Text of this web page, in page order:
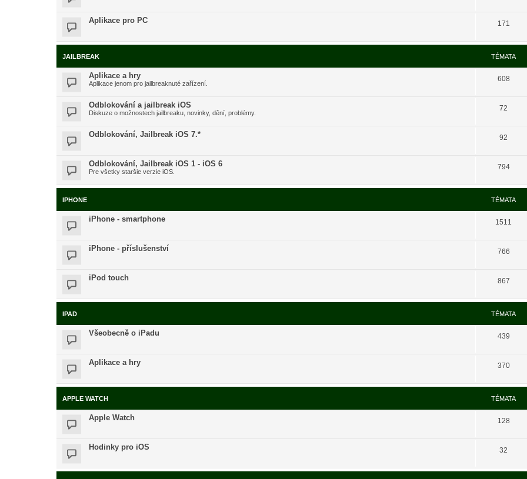
Aplikace pro PC 171
JAILBREAK TÉMATA
Aplikace a hry
Aplikace jenom pro jailbreaknuté zařízení.
608
Odblokování a jailbreak iOS
Diskuze o možnostech jailbreaku, novinky, dění, problémy.
72
Odblokování, Jailbreak iOS 7.* 92
Odblokování, Jailbreak iOS 1 - iOS 6
Pre všetky staršie verzie iOS.
794
IPHONE TÉMATA
iPhone - smartphone 1511
iPhone - příslušenství 766
iPod touch 867
IPAD TÉMATA
Všeobecně o iPadu 439
Aplikace a hry 370
APPLE WATCH TÉMATA
Apple Watch 128
Hodinky pro iOS 32